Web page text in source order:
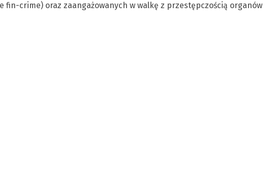
fin-crime) oraz zaangażowanych w walkę z przestępczością organów